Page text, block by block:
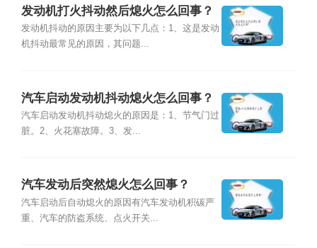
发动机打火抖动然后熄火怎么回事？
发动机抖动的原因主要为以下几点：1、这是发动
机抖动最常见的原因，其问题...
汽车启动发动机抖动熄火怎么回事？
汽车启动发动机抖动熄火的原因是：1、节气门过
脏。2、火花塞故障。3、发...
汽车发动后突然熄火怎么回事？
汽车启动后自动熄火的原因有汽车发动机积碳严
重、汽车的防盗系统、点火开关...